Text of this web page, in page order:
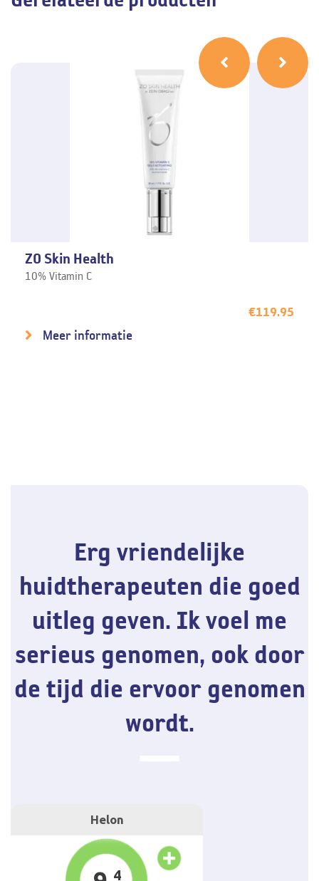
ZO Skin Health
10% Vitamin C
€119.95
Meer informatie
Erg vriendelijke
huidtherapeuten die goed
uitleg geven. Ik voel me
serieus genomen, ook door
de tijd die ervoor genomen
wordt.